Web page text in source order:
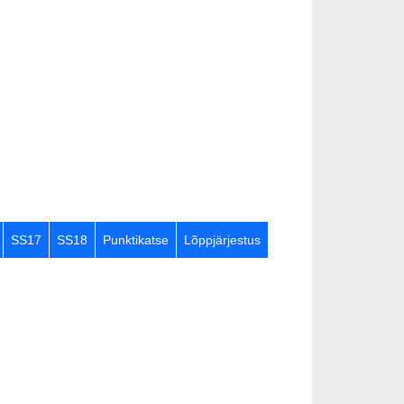
SS17 SS18 Punktikatse Lõppjärjestus